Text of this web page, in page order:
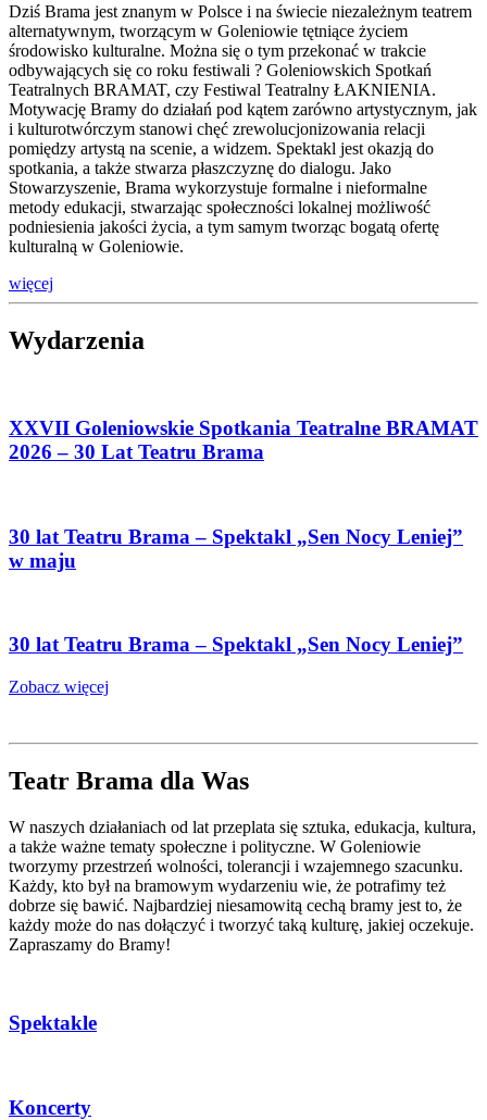
Dziś Brama jest znanym w Polsce i na świecie niezależnym teatrem
alternatywnym, tworzącym w Goleniowie tętniące życiem
środowisko kulturalne. Można się o tym przekonać w trakcie
odbywających się co roku festiwali ? Goleniowskich Spotkań
Teatralnych BRAMAT, czy Festiwal Teatralny ŁAKNIENIA.
Motywację Bramy do działań pod kątem zarówno artystycznym, jak
i kulturotwórczym stanowi chęć zrewolucjonizowania relacji
pomiędzy artystą na scenie, a widzem. Spektakl jest okazją do
spotkania, a także stwarza płaszczyznę do dialogu. Jako
Stowarzyszenie, Brama wykorzystuje formalne i nieformalne
metody edukacji, stwarzając społeczności lokalnej możliwość
podniesienia jakości życia, a tym samym tworząc bogatą ofertę
kulturalną w Goleniowie.
więcej
Wydarzenia
XXVII Goleniowskie Spotkania Teatralne BRAMAT
2026 – 30 Lat Teatru Brama
30 lat Teatru Brama – Spektakl „Sen Nocy Leniej”
w maju
30 lat Teatru Brama – Spektakl „Sen Nocy Leniej”
Zobacz więcej
Teatr Brama dla Was
W naszych działaniach od lat przeplata się sztuka, edukacja, kultura,
a także ważne tematy społeczne i polityczne. W Goleniowie
tworzymy przestrzeń wolności, tolerancji i wzajemnego szacunku.
Każdy, kto był na bramowym wydarzeniu wie, że potrafimy też
dobrze się bawić. Najbardziej niesamowitą cechą bramy jest to, że
każdy może do nas dołączyć i tworzyć taką kulturę, jakiej oczekuje.
Zapraszamy do Bramy!
Spektakle
Koncerty